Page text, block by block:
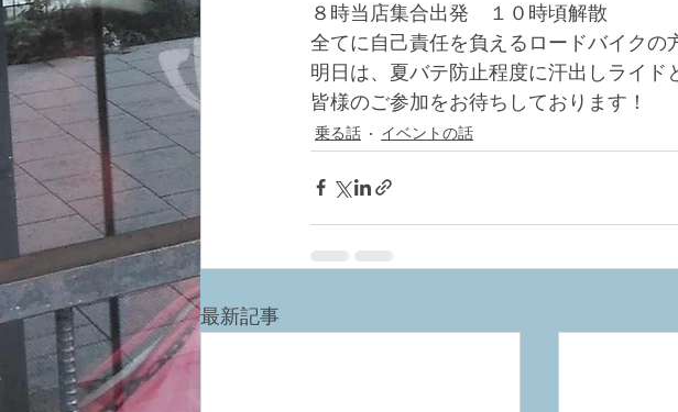
８時当店集合出発　１０時頃解散
全てに自己責任を負えるロードバイクの
明日は、夏バテ防止程度に汗出しライド
皆様のご参加をお待ちしております！
乗る話 イベントの話
最新記事